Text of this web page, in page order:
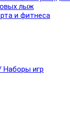
лыж
и фитнеса
Наборы игр